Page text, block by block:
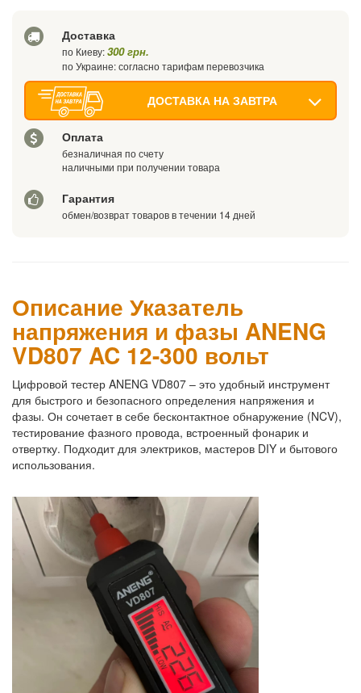
Доставка
по Киеву:300 грн.
по Украине: согласно тарифам перевозчика
ДОСТАВКА НА ЗАВТРА
Оплата
безналичная по счету
наличными при получении товара
Гарантия
обмен/возврат товаров в течении 14 дней
Описание Указатель
напряжения и фазы ANENG
VD807 AC 12-300 вольт
Цифровой тестер ANENG VD807 – это удобный инструмент
для быстрого и безопасного определения напряжения и
фазы. Он сочетает в себе бесконтактное обнаружение (NCV),
тестирование фазного провода, встроенный фонарик и
отвертку. Подходит для электриков, мастеров DIY и бытового
использования.